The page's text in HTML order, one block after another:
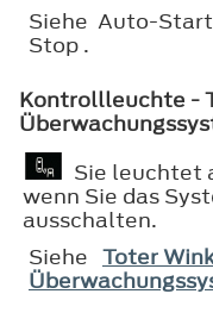
Siehe Auto-
Stop .
Kontrollleuchte -
Sie leuchtet
wenn Sie das
ausschalten.
Siehe Toter